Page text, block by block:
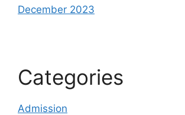
December 2023
Categories
Admission